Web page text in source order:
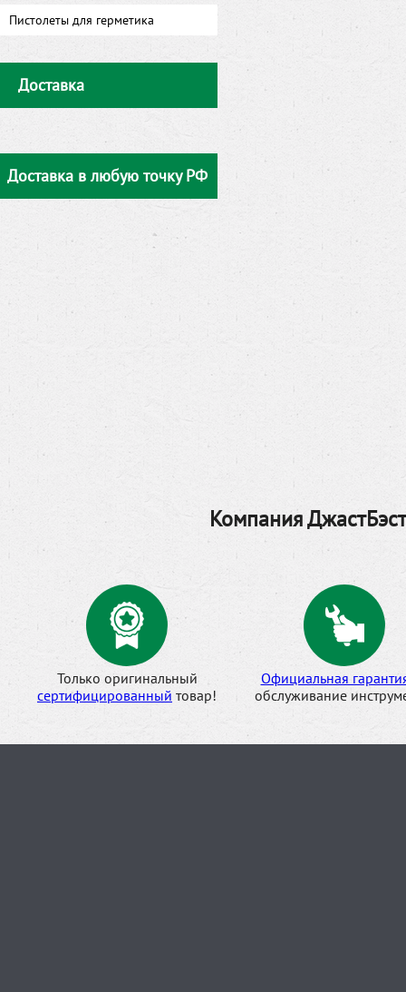
Пистолеты для герметика
Доставка
Доставка в любую точку РФ
Компания
Только оригинальный
сертифицированный товар!
Официальная
обслуживание